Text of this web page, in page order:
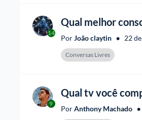
14
Qual melhor
Por João claytin • 22
Conversas Livres
9
Qual tv você
Por Anthony Machado •